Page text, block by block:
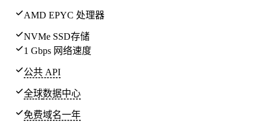
AMD EPYC 处理器
NVMe SSD存储
1 Gbps 网络速度
公共 API
全球数据中心
免费域名一年